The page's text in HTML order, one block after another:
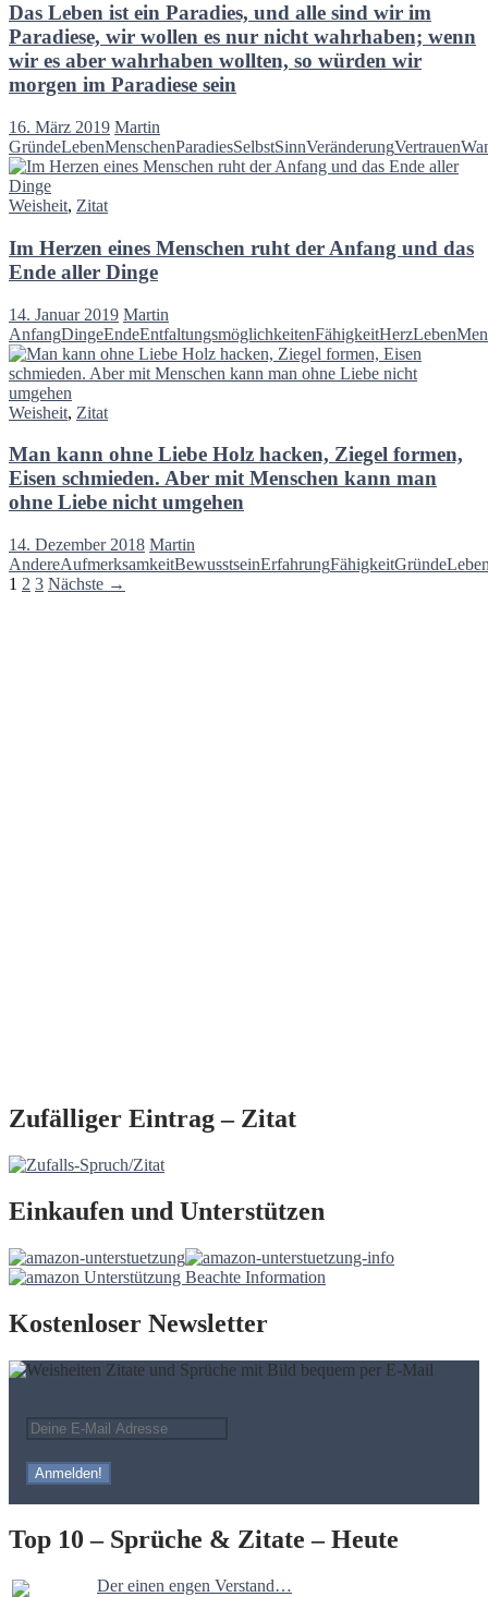
Das Leben ist ein Paradies, und alle sind wir im
Paradiese, wir wollen es nur nicht wahrhaben; wenn
wir es aber wahrhaben wollten, so würden wir
morgen im Paradiese sein
16. März 2019 Martin
GründeLebenMenschenParadiesSelbstSinnVeränderungVertrauen
Weisheit, Zitat
Im Herzen eines Menschen ruht der Anfang und das
Ende aller Dinge
14. Januar 2019 Martin
AnfangDingeEndeEntfaltungsmöglichkeitenFähigkeitHerzLeben
Weisheit, Zitat
Man kann ohne Liebe Holz hacken, Ziegel formen,
Eisen schmieden. Aber mit Menschen kann man
ohne Liebe nicht umgehen
14. Dezember 2018 Martin
AndereAufmerksamkeitBewusstseinErfahrungFähigkeitGründe
Beitragsnavigation
1 2 3 Nächste →
Zufälliger Eintrag – Zitat
Einkaufen und Unterstützen
Kostenloser Newsletter
Top 10 – Sprüche & Zitate – Heute
Der einen engen Verstand…